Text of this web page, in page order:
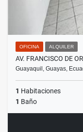
OFICINA ALQUILER
AV. FRANCISCO DE
Guayaquil, Guayas,
1 Habitaciones
1 Baño